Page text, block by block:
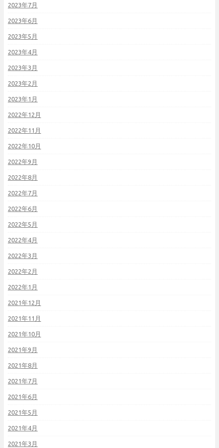
2023年7月
2023年6月
2023年5月
2023年4月
2023年3月
2023年2月
2023年1月
2022年12月
2022年11月
2022年10月
2022年9月
2022年8月
2022年7月
2022年6月
2022年5月
2022年4月
2022年3月
2022年2月
2022年1月
2021年12月
2021年11月
2021年10月
2021年9月
2021年8月
2021年7月
2021年6月
2021年5月
2021年4月
2021年3月